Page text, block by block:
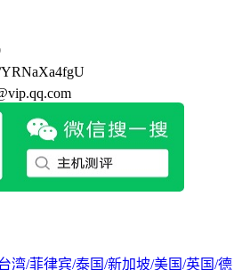
YRNaXa4fgU
湾/菲律宾/泰国/新加坡/美国/英国/德